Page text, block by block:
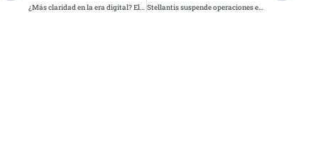
¿Más claridad en la era digital? El Senado aprueba reforma para evitar duplicidades entre ciencia y transformación tecnológica Stellantis suspende operaciones en plantas de México y Canadá tras aranceles de Trump del 25% al sector automotor